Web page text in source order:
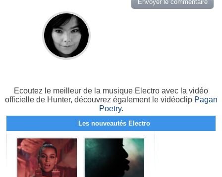
Ecoutez le meilleur de la musique Electro avec la vidéo
officielle de Hunter, découvrez également le vidéoclip Pagan
Poetry.
Les nouveautés Electro